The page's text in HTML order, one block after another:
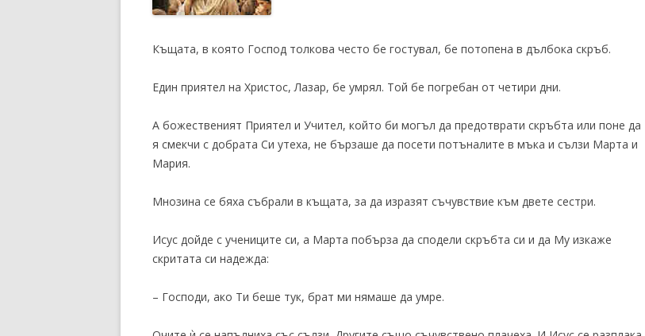
Къщата, в която Господ толкова често бе гостувал, бе потопена в дълбока скръб.
Един приятел на Христос, Лазар, бе умрял. Той бе погребан от четири дни.
А божественият Приятел и Учител, който би могъл да предотврати скръбта или поне да
я смекчи с добрата Си утеха, не бързаше да посети потъналите в мъка и сълзи Марта и
Мария.
Мнозина се бяха събрали в къщата, за да изразят съчувствие към двете сестри.
Исус дойде с учениците си, а Марта побърза да сподели скръбта си и да Му изкаже
скритата си надежда:
– Господи, ако Ти беше тук, брат ми нямаше да умре.